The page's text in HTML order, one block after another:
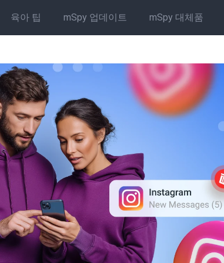
육아 팁 mSpy 업데이트 mSpy 대체품